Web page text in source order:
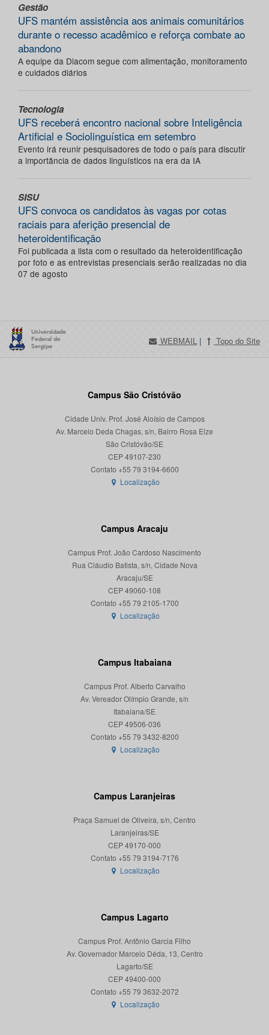
Gestão
UFS mantém assistência aos animais comunitários
durante o recesso acadêmico e reforça combate ao
abandono
A equipe da Diacom segue com alimentação, monitoramento
e cuidados diários
Tecnologia
UFS receberá encontro nacional sobre Inteligência
Artificial e Sociolinguística em setembro
Evento irá reunir pesquisadores de todo o país para discutir
a importância de dados linguísticos na era da IA
SISU
UFS convoca os candidatos às vagas por cotas
raciais para aferição presencial de
heteroidentificação
Foi publicada a lista com o resultado da heteroidentificação
por foto e as entrevistas presenciais serão realizadas no dia
07 de agosto
WEBMAIL | Topo do Site
Campus São Cristóvão
Cidade Univ. Prof. José Aloísio de Campos
Av. Marcelo Deda Chagas, s/n, Bairro Rosa Elze
São Cristóvão/SE
CEP 49107-230
Localização
Campus Aracaju
Campus Prof. João Cardoso Nascimento
Rua Cláudio Batista, s/n, Cidade Nova
Aracaju/SE
CEP 49060-108
Localização
Campus Itabaiana
Campus Prof. Alberto Carvalho
Av. Vereador Olímpio Grande, s/n
Itabaiana/SE
CEP 49506-036
Localização
Campus Laranjeiras
Praça Samuel de Oliveira, s/n, Centro
Laranjeiras/SE
CEP 49170-000
Localização
Campus Lagarto
Campus Prof. Antônio Garcia Filho
Av. Governador Marcelo Déda, 13, Centro
Lagarto/SE
CEP 49400-000
Localização